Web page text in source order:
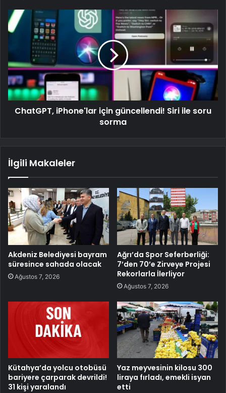
ChatGPT, iPhone'lar için güncellendi! Siri ile soru
sorma
İlgili Makaleler
Akdeniz Belediyesi bayram
süresince sahada olacak
Ağustos 7, 2026
Ağrı’da Spor Seferberliği:
7’den 70’e Zirveye Projesi
Rekorlarla İlerliyor
Ağustos 7, 2026
Kütahya’da yolcu otobüsü
bariyere çarparak devrildi!
31 kişi yaralandı
Yaz meyvesinin kilosu 300
liraya fırladı, emekli isyan
etti